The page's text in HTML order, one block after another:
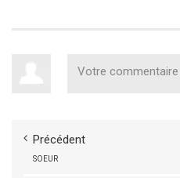
Précédent
SOEUR